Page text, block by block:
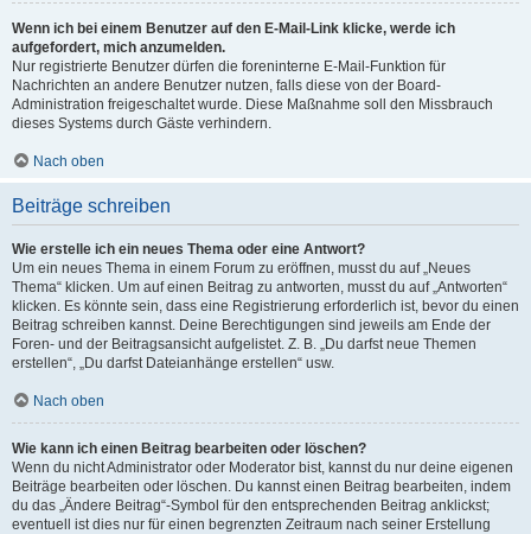
Wenn ich bei einem Benutzer auf den E-Mail-Link klicke, werde ich
aufgefordert, mich anzumelden.
Nur registrierte Benutzer dürfen die foreninterne E-Mail-Funktion für
Nachrichten an andere Benutzer nutzen, falls diese von der Board-
Administration freigeschaltet wurde. Diese Maßnahme soll den Missbrauch
dieses Systems durch Gäste verhindern.
Nach oben
Beiträge schreiben
Wie erstelle ich ein neues Thema oder eine Antwort?
Um ein neues Thema in einem Forum zu eröffnen, musst du auf „Neues
Thema“ klicken. Um auf einen Beitrag zu antworten, musst du auf „Antworten“
klicken. Es könnte sein, dass eine Registrierung erforderlich ist, bevor du einen
Beitrag schreiben kannst. Deine Berechtigungen sind jeweils am Ende der
Foren- und der Beitragsansicht aufgelistet. Z. B. „Du darfst neue Themen
erstellen“, „Du darfst Dateianhänge erstellen“ usw.
Nach oben
Wie kann ich einen Beitrag bearbeiten oder löschen?
Wenn du nicht Administrator oder Moderator bist, kannst du nur deine eigenen
Beiträge bearbeiten oder löschen. Du kannst einen Beitrag bearbeiten, indem
du das „Ändere Beitrag“-Symbol für den entsprechenden Beitrag anklickst;
eventuell ist dies nur für einen begrenzten Zeitraum nach seiner Erstellung